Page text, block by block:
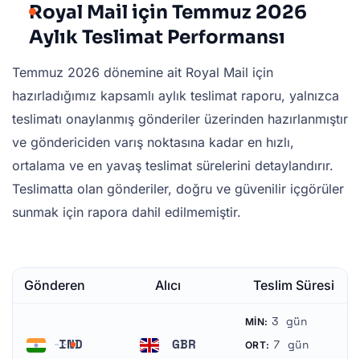
Royal Mail için Temmuz 2026
Aylık Teslimat Performansı
Temmuz 2026 dönemine ait Royal Mail için
hazırladığımız kapsamlı aylık teslimat raporu, yalnızca
teslimatı onaylanmış gönderiler üzerinden hazırlanmıştır
ve göndericiden varış noktasına kadar en hızlı,
ortalama ve en yavaş teslimat sürelerini detaylandırır.
Teslimatta olan gönderiler, doğru ve güvenilir içgörüler
sunmak için rapora dahil edilmemiştir.
Gönderen Alıcı Teslim Süresi
IND GBR
MIN: 3 gün
ORT: 7 gün